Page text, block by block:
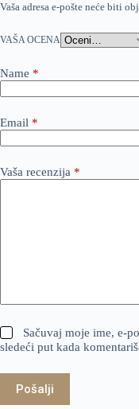
Vaša adresa e-pošte neće biti
VAŠA OCENA
Name *
Email *
Vaša recenzija *
Sačuvaj moje ime, e-
sledeći put kada
Pošalji